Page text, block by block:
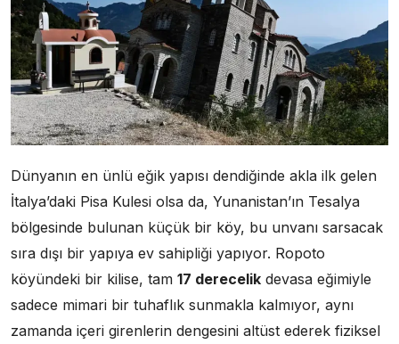
Dünyanın en ünlü eğik yapısı dendiğinde akla ilk gelen
İtalya’daki Pisa Kulesi olsa da, Yunanistan’ın Tesalya
bölgesinde bulunan küçük bir köy, bu unvanı sarsacak
sıra dışı bir yapıya ev sahipliği yapıyor. Ropoto
köyündeki bir kilise, tam 17 derecelik devasa eğimiyle
sadece mimari bir tuhaflık sunmakla kalmıyor, aynı
zamanda içeri girenlerin dengesini altüst ederek fiziksel